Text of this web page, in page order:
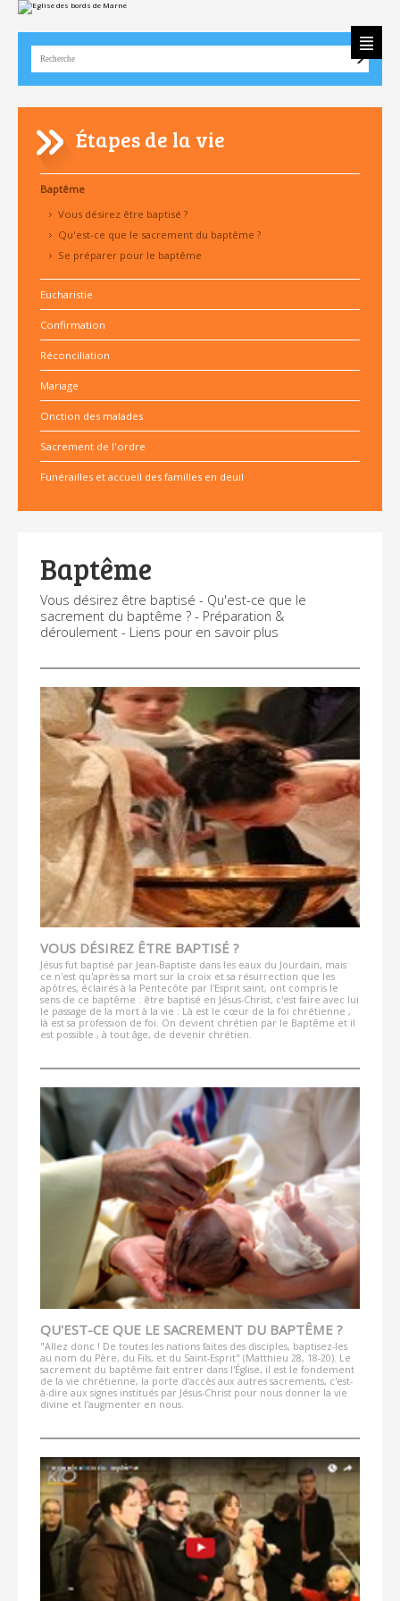
Aller
au
|
Aller
navigation
Outils
personnels
Étapes de la vie
Baptême
Vous désirez être baptisé ?
Qu'est-ce que le sacrement du baptême ?
Se préparer pour le baptême
Eucharistie
Confirmation
Réconciliation
Mariage
Onction des malades
Sacrement de l'ordre
Funérailles et accueil des familles en deuil
Baptême
Vous désirez être baptisé - Qu'est-ce que le
sacrement du baptême ? - Préparation &
déroulement - Liens pour en savoir plus
VOUS DÉSIREZ ÊTRE BAPTISÉ ?
Jésus fut baptisé par Jean-Baptiste dans les eaux du Jourdain, mais
ce n'est qu'après sa mort sur la croix et sa résurrection que les
apôtres, éclairés à la Pentecôte par l'Esprit saint, ont compris le
sens de ce baptême : être baptisé en Jésus-Christ, c'est faire avec lui
le passage de la mort à la vie : Là est le cœur de la foi chrétienne ,
là est sa profession de foi. On devient chrétien par le Baptême et il
est possible , à tout âge, de devenir chrétien.
QU'EST-CE QUE LE SACREMENT DU BAPTÊME ?
"Allez donc ! De toutes les nations faites des disciples, baptisez-les
au nom du Père, du Fils, et du Saint-Esprit" (Matthieu 28, 18-20). Le
sacrement du baptême fait entrer dans l'Église, il est le fondement
de la vie chrétienne, la porte d'accès aux autres sacrements, c'est-
à-dire aux signes institués par Jésus-Christ pour nous donner la vie
divine et l'augmenter en nous.